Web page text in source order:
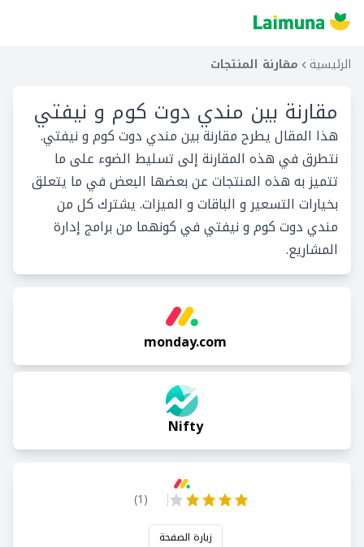
الرئيسية مقارنة المنتجات
مقارنة بين مندي دوت كوم و نيفتي
هذا المقال يطرح مقارنة بين مندي دوت كوم و نيفتي.
نتطرق في هذه المقارنة إلى تسليط الضوء على ما
تتميز به هذه المنتجات عن بعضها البعض في ما يتعلق
بخيارات التسعير و الباقات و الميزات. يشترك كل من
مندي دوت كوم و نيفتي في كونهما من برامج إدارة
المشاريع.
monday.com
Nifty
(
1
)
زيارة الصفحة